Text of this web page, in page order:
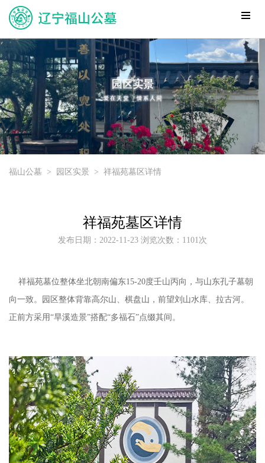
福山公墓 > 园区实景 > 祥福苑墓区详情
祥福苑墓区详情
发布日期：2022-11-23 浏览次数：1101次
祥福苑墓位整体坐北朝南偏东15-20度壬山丙向，与山东孔子墓朝
向一致。园区整体背靠高尔山、棋盘山，前望刘山水库、拉古河。
正前方采用“旱溪造景”搭配“多福石”点缀其间。